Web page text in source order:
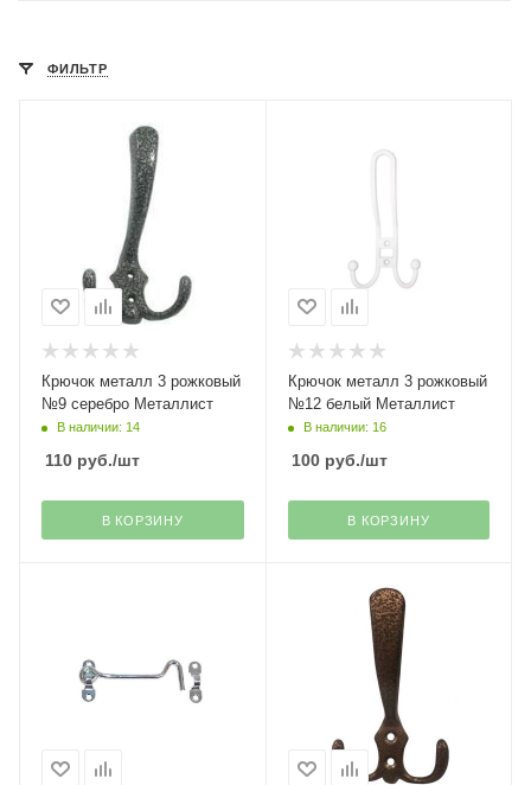
ФИЛЬТР
Крючок металл 3 рожковый
№9 серебро Металлист
В наличии: 14
110 руб./шт
В КОРЗИНУ
Крючок металл 3 рожковый
№12 белый Металлист
В наличии: 16
100руб./шт
В КОРЗИНУ